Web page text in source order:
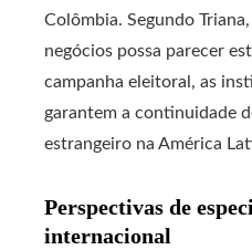
Colômbia. Segundo
negócios possa parecer
campanha eleitoral, as
garantem a continuidade
estrangeiro na América
Perspectivas de
internacional